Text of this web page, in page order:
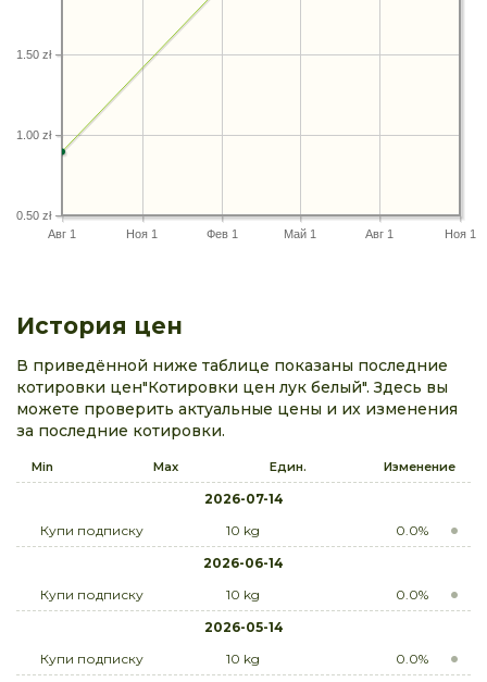
Авг 1 Ноя 1 Фев 1 Май 1 Авг 1 Ноя 1
0.50 zł
1.00 zł
1.50 zł
История цен
В приведённой ниже таблице показаны последние
котировки цен"Котировки цен лук белый". Здесь вы
можете проверить актуальные цены и их изменения
за последние котировки.
Min Max Един. Изменение
2026-07-14
Купи подписку
10 kg
0.0%
2026-06-14
Купи подписку
10 kg
0.0%
2026-05-14
Купи подписку
10 kg
0.0%